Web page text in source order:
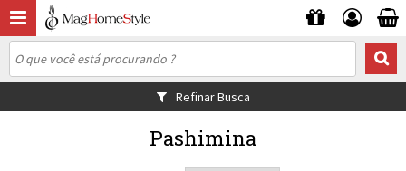
Refinar Busca
Pashimina